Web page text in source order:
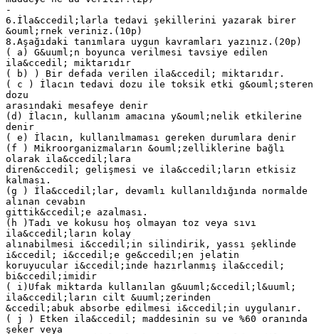
-
6.İla&ccedil;larla tedavi şekillerini yazarak birer
&ouml;rnek veriniz.(10p)
8.Aşağıdaki tanımlara uygun kavramları yazınız.(20p)
( a) G&uuml;n boyunca verilmesi tavsiye edilen
ila&ccedil; miktarıdır
( b) ) Bir defada verilen ila&ccedil; miktarıdır.
( c ) İlacın tedavi dozu ile toksik etki g&ouml;steren
dozu
arasındaki mesafeye denir
(d) İlacın, kullanım amacına y&ouml;nelik etkilerine
denir
( e) İlacın, kullanılmaması gereken durumlara denir
(f ) Mikroorganizmaların &ouml;zelliklerine bağlı
olarak ila&ccedil;lara
diren&ccedil; gelişmesi ve ila&ccedil;ların etkisiz
kalması.
(g ) İla&ccedil;lar, devamlı kullanıldığında normalde
alınan cevabın
gittik&ccedil;e azalması.
(h )Tadı ve kokusu hoş olmayan toz veya sıvı
ila&ccedil;ların kolay
alınabilmesi i&ccedil;in silindirik, yassı şeklinde
i&ccedil; i&ccedil;e ge&ccedil;en jelatin
koruyucular i&ccedil;inde hazırlanmış ila&ccedil;
bi&ccedil;imidir
( i)Ufak miktarda kullanılan g&uuml;&ccedil;l&uuml;
ila&ccedil;ların cilt &uuml;zerinden
&ccedil;abuk absorbe edilmesi i&ccedil;in uygulanır.
( j ) Etken ila&ccedil; maddesinin su ve %60 oranında
şeker veya